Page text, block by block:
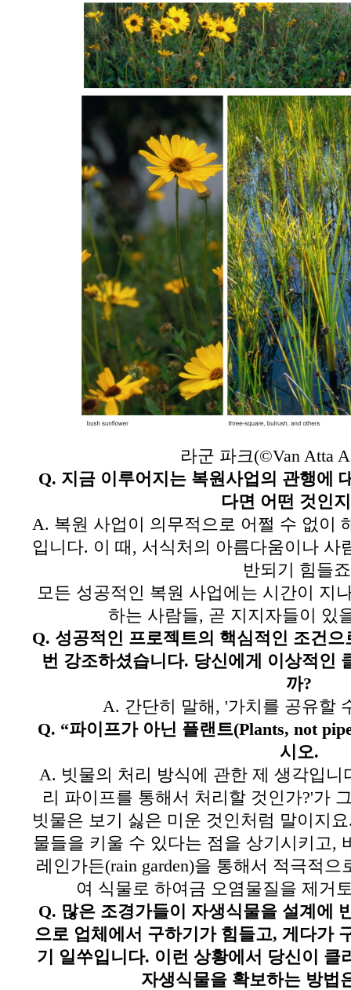
라군 파크(©Van Atta
Q. 지금 이루어지는 복원사업의 관행에
다면 어떤 것인
A. 복원 사업이 의무적으로 어쩔 수 없이
입니다. 이 때 , 서식처의 아름다움이나 사
반되기 힘들죠
모든 성공적인 복원 사업에는 시간이 지
하는 사람들, 곧 지지자들이 있
Q. 성공적인 프로젝트의 핵심적인 조건
번 강조하셨습니다. 당신에게 이상적인
까?
A. 간단히 말해 , '가치를 공유할
Q. “파이프가 아닌 플랜트(Plants, not
시오.
A. 빗물의 처리 방식에 관한 제 생각입니
리 파이프를 통해서 처리할 것인가?'가
빗물은 보기 싫은 미운 것인처럼 말이지요
물들을 키울 수 있다는 점을 상기시키고,
레인가든(rain garden)을 통해서 적극적
여 식물로 하여금 오염물질을 제거
Q. 많은 조경가들이 자생식물을 설계에
으로 업체에서 구하기가 힘들고, 게다가
기 일쑤입니다. 이런 상황에서 당신이 클
자생식물을 확보하는 방법